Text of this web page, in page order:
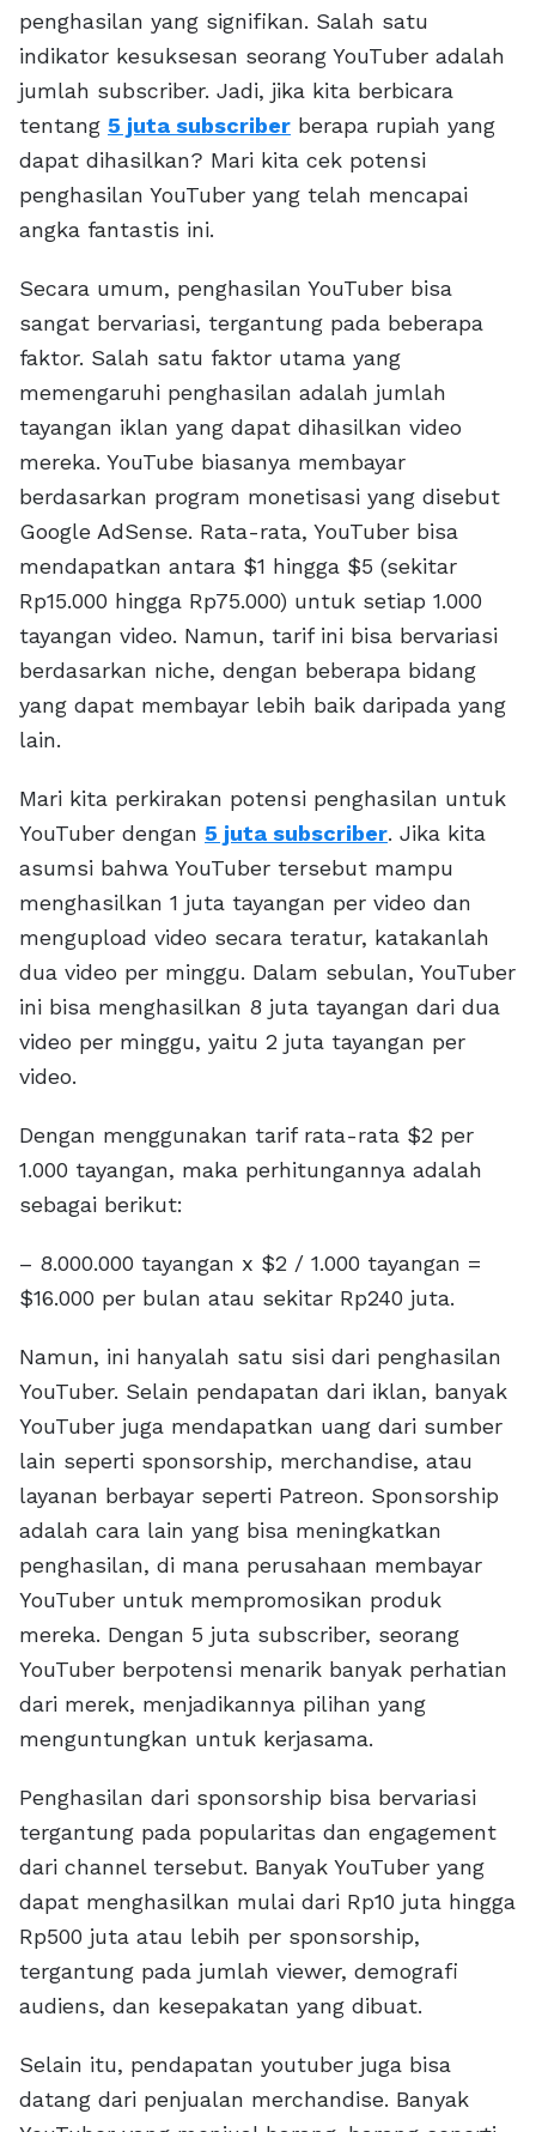
penghasilan yang signifikan. Salah satu
indikator kesuksesan seorang YouTuber adalah
jumlah subscriber. Jadi, jika kita berbicara
tentang 5 juta subscriber berapa rupiah yang
dapat dihasilkan? Mari kita cek potensi
penghasilan YouTuber yang telah mencapai
angka fantastis ini.
Secara umum, penghasilan YouTuber bisa
sangat bervariasi, tergantung pada beberapa
faktor. Salah satu faktor utama yang
memengaruhi penghasilan adalah jumlah
tayangan iklan yang dapat dihasilkan video
mereka. YouTube biasanya membayar
berdasarkan program monetisasi yang disebut
Google AdSense. Rata-rata, YouTuber bisa
mendapatkan antara $1 hingga $5 (sekitar
Rp15.000 hingga Rp75.000) untuk setiap 1.000
tayangan video. Namun, tarif ini bisa bervariasi
berdasarkan niche, dengan beberapa bidang
yang dapat membayar lebih baik daripada yang
lain.
Mari kita perkirakan potensi penghasilan untuk
YouTuber dengan 5 juta subscriber. Jika kita
asumsi bahwa YouTuber tersebut mampu
menghasilkan 1 juta tayangan per video dan
mengupload video secara teratur, katakanlah
dua video per minggu. Dalam sebulan, YouTuber
ini bisa menghasilkan 8 juta tayangan dari dua
video per minggu, yaitu 2 juta tayangan per
video.
Dengan menggunakan tarif rata-rata $2 per
1.000 tayangan, maka perhitungannya adalah
sebagai berikut:
– 8.000.000 tayangan x $2 / 1.000 tayangan =
$16.000 per bulan atau sekitar Rp240 juta.
Namun, ini hanyalah satu sisi dari penghasilan
YouTuber. Selain pendapatan dari iklan, banyak
YouTuber juga mendapatkan uang dari sumber
lain seperti sponsorship, merchandise, atau
layanan berbayar seperti Patreon. Sponsorship
adalah cara lain yang bisa meningkatkan
penghasilan, di mana perusahaan membayar
YouTuber untuk mempromosikan produk
mereka. Dengan 5 juta subscriber, seorang
YouTuber berpotensi menarik banyak perhatian
dari merek, menjadikannya pilihan yang
menguntungkan untuk kerjasama.
Penghasilan dari sponsorship bisa bervariasi
tergantung pada popularitas dan engagement
dari channel tersebut. Banyak YouTuber yang
dapat menghasilkan mulai dari Rp10 juta hingga
Rp500 juta atau lebih per sponsorship,
tergantung pada jumlah viewer, demografi
audiens, dan kesepakatan yang dibuat.
Selain itu, pendapatan youtuber juga bisa
datang dari penjualan merchandise. Banyak